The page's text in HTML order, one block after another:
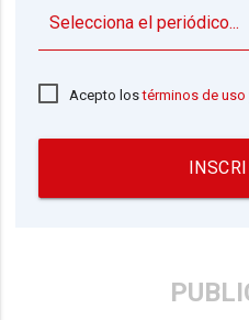
Acepto lostérminos de uso